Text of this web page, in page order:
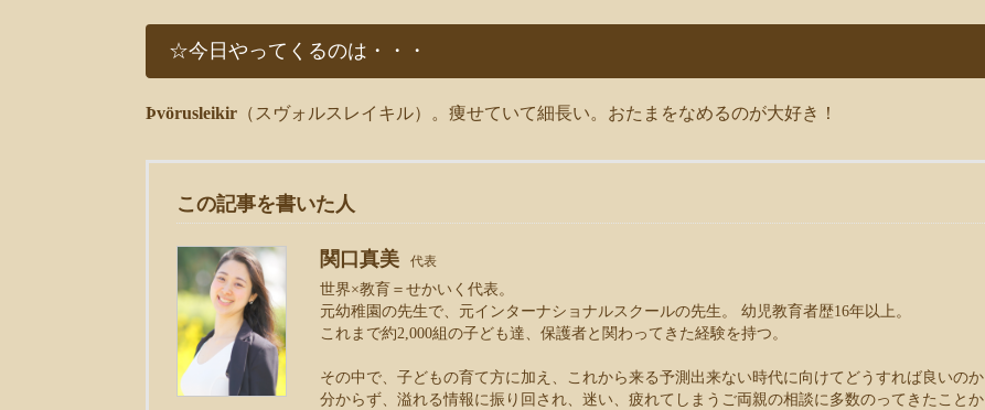
☆今日やってくるのは・・・
Þvörusleikir （スヴォルスレイキル）。痩せていて細長い。おたまをなめるのが大好き！
この記事を書いた人
関口真美 代表
世界×教育＝せかいく代表。
元幼稚園の先生で、元インターナショナルスクールの先生。 幼児教育者歴16年以上。
これまで約2,000組の子ども達、保護者と関わってきた経験を持つ。
その中で、子どもの育て方に加え、これから来る予測出来ない時代に向けてどうすれば良いのか
分からず、溢れる情報に振り回され、迷い、疲れてしまうご両親の相談に多数のってきたことか